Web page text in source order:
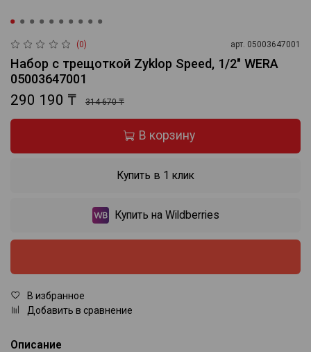
(0) арт. 05003647001
Набор с трещоткой Zyklop Speed, 1/2" WERA
05003647001
290 190 ₸ 314 670 ₸
В корзину
Купить в 1 клик
Купить на Wildberries
В избранное
Добавить в сравнение
Описание